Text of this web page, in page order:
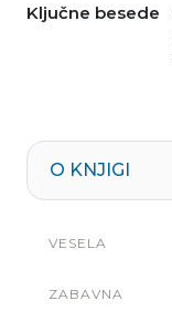
Ključne besede
O KNJIGI
VESELA
ZABAVNA